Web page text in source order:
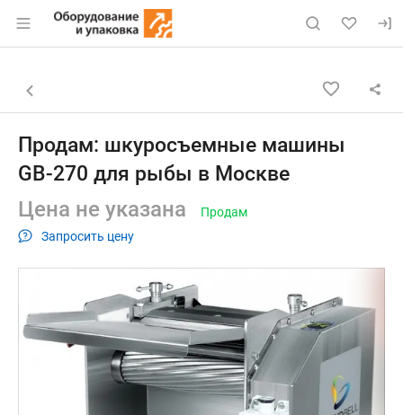
Раздел навигации по сайту eqinfo.ru
Объявление: Продам:
Навигация и управление объявлением
Назад к списку объявлений
Продам: шкуросъемные машины
GB-270 для рыбы в Москве
Цена не указана
Запросить цену
Продам